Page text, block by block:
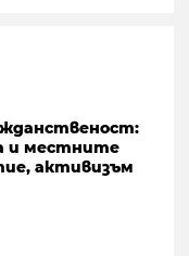
и местните
активизъм